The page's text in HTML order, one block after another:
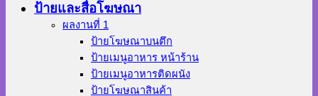
ป้ายและสื่อโฆษณา
ผลงานที่ 1
ป้ายโฆษณาบนตึก
ป้ายเมนูอาหาร หน้าร้าน
ป้ายเมนูอาหารติดผนัง
ป้ายโฆษณาสินค้า